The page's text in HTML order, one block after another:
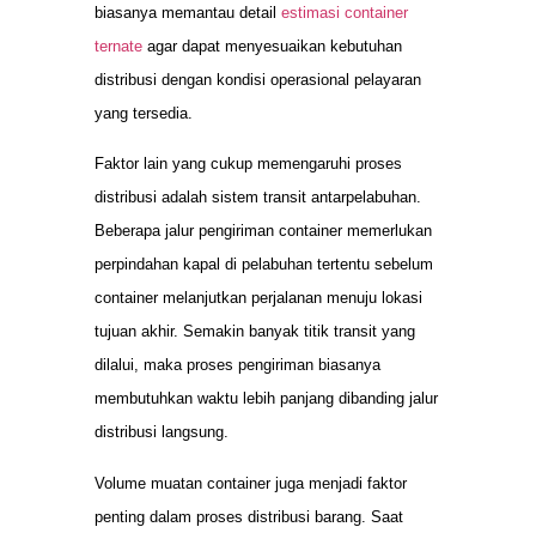
biasanya memantau detail estimasi container
ternate agar dapat menyesuaikan kebutuhan
distribusi dengan kondisi operasional pelayaran
yang tersedia.
Faktor lain yang cukup memengaruhi proses
distribusi adalah sistem transit antarpelabuhan.
Beberapa jalur pengiriman container memerlukan
perpindahan kapal di pelabuhan tertentu sebelum
container melanjutkan perjalanan menuju lokasi
tujuan akhir. Semakin banyak titik transit yang
dilalui, maka proses pengiriman biasanya
membutuhkan waktu lebih panjang dibanding jalur
distribusi langsung.
Volume muatan container juga menjadi faktor
penting dalam proses distribusi barang. Saat